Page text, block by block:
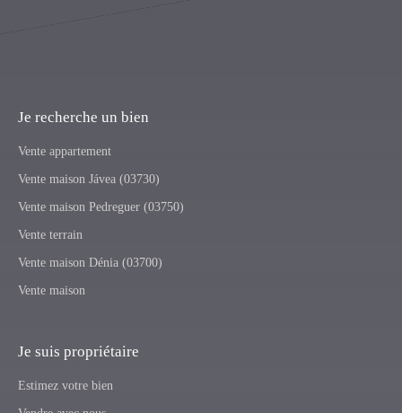
Je recherche un bien
Vente appartement
Vente maison Jávea (03730)
Vente maison Pedreguer (03750)
Vente terrain
Vente maison Dénia (03700)
Vente maison
Je suis propriétaire
Estimez votre bien